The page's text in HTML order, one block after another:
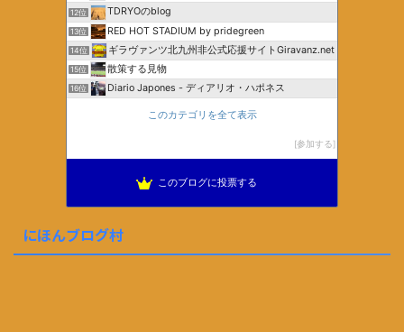
12位 TDRYOのblog
13位 RED HOT STADIUM by pridegreen
14位 ギラヴァンツ北九州非公式応援サイトGiravanz.net
15位 散策する見物
16位 Diario Japones - ディアリオ・ハポネス
このカテゴリを全て表示
参加する
このブログに投票する
にほんブログ村